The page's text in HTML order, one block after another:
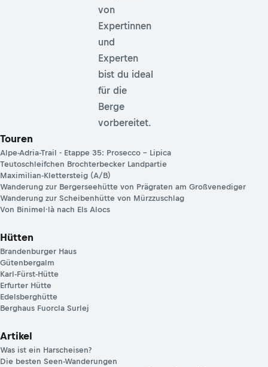
von
Expertinnen
und
Experten
bist du ideal
für die
Berge
vorbereitet.
Touren
Alpe-Adria-Trail - Etappe 35: Prosecco – Lipica
Teutoschleifchen Brochterbecker Landpartie
Maximilian-Klettersteig (A/B)
Wanderung zur Bergerseehütte von Prägraten am Großvenediger
Wanderung zur Scheibenhütte von Mürzzuschlag
Von Binimel·là nach Els Alocs
Hütten
Brandenburger Haus
Gütenbergalm
Karl-Fürst-Hütte
Erfurter Hütte
Edelsberghütte
Berghaus Fuorcla Surlej
Artikel
Was ist ein Harscheisen?
Die besten Seen-Wanderungen